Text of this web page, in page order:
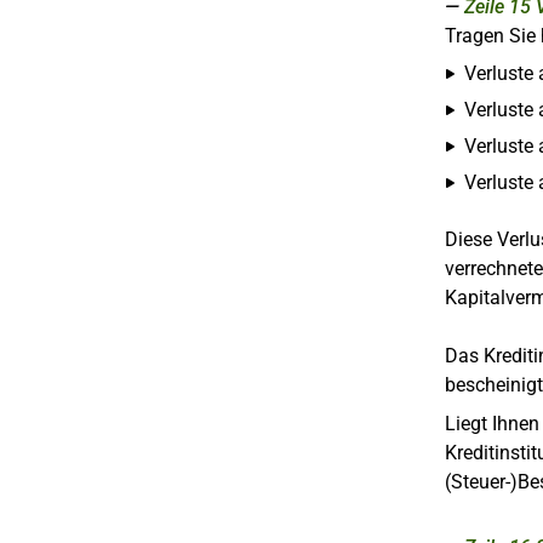
Zeile 15
Tragen
Verluste
Verluste
Verluste
Verluste
Diese
Das
Liegt Ihnen
(Steuer-